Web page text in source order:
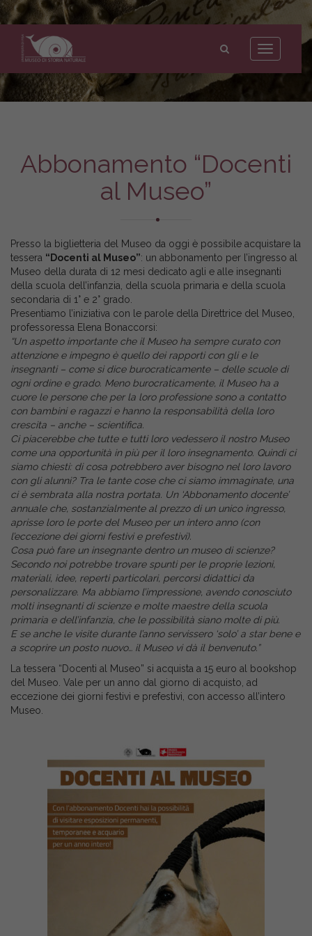
Toggle
navigation
Museo
di
Storia
Naturale
dell'Università
Abbonamento “Docenti
al Museo”
Presso la biglietteria del Museo da oggi è possibile acquistare la
tessera “Docenti al Museo”: un abbonamento per l’ingresso al
Museo della durata di 12 mesi dedicato agli e alle insegnanti
della scuola dell’infanzia, della scuola primaria e della scuola
secondaria di 1° e 2° grado.
Presentiamo l’iniziativa con le parole della Direttrice del Museo,
professoressa Elena Bonaccorsi:
“Un aspetto importante che il Museo ha sempre curato con
attenzione e impegno è quello dei rapporti con gli e le
insegnanti – come si dice burocraticamente – delle scuole di
ogni ordine e grado. Meno burocraticamente, il Museo ha a
cuore le persone che per la loro professione sono a contatto
con bambini e ragazzi e hanno la responsabilità della loro
crescita – anche – scientifica.
Ci piacerebbe che tutte e tutti loro vedessero il nostro Museo
come una opportunità in più per il loro insegnamento. Quindi ci
siamo chiesti: di cosa potrebbero aver bisogno nel loro lavoro
con gli alunni? Tra le tante cose che ci siamo immaginate, una
ci è sembrata alla nostra portata. Un ‘Abbonamento docente’
annuale che, sostanzialmente al prezzo di un unico ingresso,
aprisse loro le porte del Museo per un intero anno (con
l’eccezione dei giorni festivi e prefestivi).
Cosa può fare un insegnante dentro un museo di scienze?
Secondo noi potrebbe trovare spunti per le proprie lezioni,
materiali, idee, reperti particolari, percorsi didattici da
personalizzare. Ma abbiamo l’impressione, avendo conosciuto
molti insegnanti di scienze e molte maestre della scuola
primaria e dell’infanzia, che le possibilità siano molte di più.
E se anche le visite durante l’anno servissero ‘solo’ a star bene e
a scoprire un posto nuovo… il Museo vi dà il benvenuto.”
La tessera “Docenti al Museo” si acquista a 15 euro al bookshop
del Museo. Vale per un anno dal giorno di acquisto, ad
eccezione dei giorni festivi e prefestivi, con accesso all’intero
Museo.